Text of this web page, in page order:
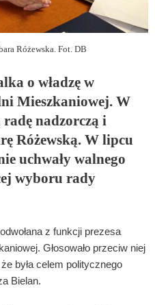
Różewska. Fot. DB
o władzę w
Mieszkaniowej. W
nadzorczą i
Różewską. W lipcu
uchwały walnego
wyboru rady
z funkcji prezesa
Głosowało przeciw niej
była celem politycznego
Bielan.